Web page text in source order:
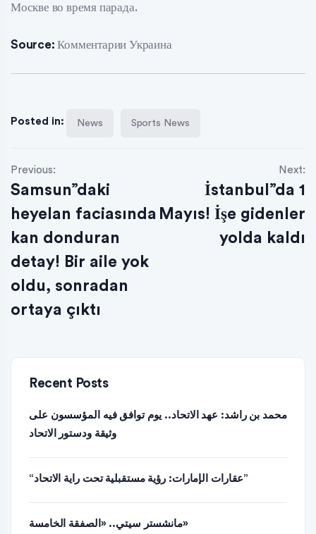
Москве во время парада.
Source: Комментарии Украина
Posted in: News Sports News
Previous:
Samsun”daki
heyelan faciasında
kan donduran
detay! Bir aile yok
oldu, sonradan
ortaya çıktı
Next:
İstanbul”da 1
Mayıs! İşe gidenler
yolda kaldı
Recent Posts
محمد بن راشد: عهد الاتحاد.. يوم توافق فيه المؤسسون على
وثيقة ودستور الاتحاد
“عقارات الإمارات: رؤية مستقبلية تحت راية الاتحاد”
مانشستر سيتي.. «الصفقة الخامسة»